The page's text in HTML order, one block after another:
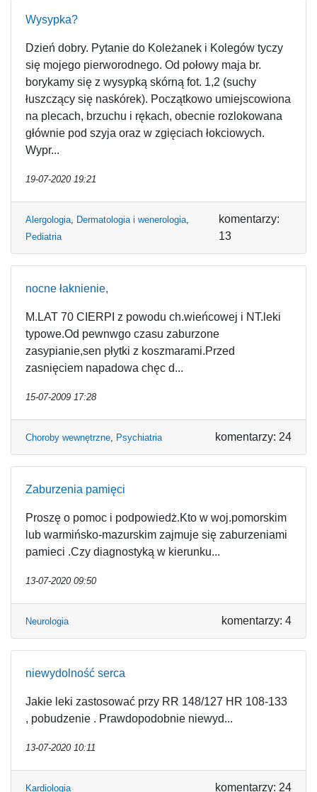
Wysypka?
Dzień dobry. Pytanie do Koleżanek i Kolegów tyczy
się mojego pierworodnego. Od połowy maja br.
borykamy się z wysypką skórną fot. 1,2 (suchy
łuszczący się naskórek). Początkowo umiejscowiona
na plecach, brzuchu i rękach, obecnie rozlokowana
głównie pod szyja oraz w zgięciach łokciowych.
Wypr...
19-07-2020 19:21
Alergologia, Dermatologia i wenerologia,
Pediatria
komentarzy:
13
nocne łaknienie,
M.LAT 70 CIERPI z powodu ch.wieńcowej i NT.leki
typowe.Od pewnwgo czasu zaburzone
zasypianie,sen płytki z koszmarami.Przed
zasnięciem napadowa chęc d...
15-07-2009 17:28
Choroby wewnętrzne, Psychiatria komentarzy: 24
Zaburzenia pamięci
Proszę o pomoc i podpowiedż.Kto w woj.pomorskim
lub warmińsko-mazurskim zajmuje się zaburzeniami
pamieci .Czy diagnostyką w kierunku...
13-07-2020 09:50
Neurologia komentarzy: 4
niewydolność serca
Jakie leki zastosować przy RR 148/127 HR 108-133
, pobudzenie . Prawdopodobnie niewyd...
13-07-2020 10:11
Kardiologia komentarzy: 24